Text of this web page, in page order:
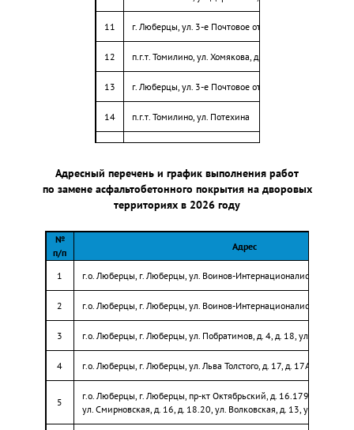
г.о. Люберцы, д. Островцы, ул. Подмосковная д.16
г.о. Люберцы, д. Островцы, от ул. Летчика Волчкова, д. 4
до Баулинского пруда
г.о. Люберцы, д. Островцы, по ул. Подмосковная, 15Т
11 г. Люберцы, ул. 3-е Почтовое отд., д. 54
12 п.г.т. Томилино, ул. Хомякова, д. 1
13 г. Люберцы, ул. 3-е Почтовое отделение, д. 70
14 п.г.т. Томилино, ул. Потехина
15 г. Люберцы, ул. 3-е Почтовое отд., д. 76
16 п.г.т. Томилино, ул. Гаршина, д. 9ак14
г. Люберцы, Октябрьский пр-т, д. 38
г. Люберцы, ул. Юбилейная, д. 1
19 г. Люберцы, ул. Южная, д. 12
20 г. Люберцы, ул. Шоссейная, д. 8
21 п.г.т. Томилино, мкр. Птицефабрика, д. 19
22 п.г.т. Красково, п. КСЗ
23 г. Люберцы, ул. Кирова, д. 63
Адресный перечень и график выполнения работ
по замене асфальтобетонного покрытия на дворовых
территориях в 2026 году
№
п/п
Адрес
1 г.о. Люберцы, г. Люберцы, ул. Воинов-Интернационалистов, д. 6
2 г.о. Люберцы, г. Люберцы, ул. Воинов-Интернационалистов, д. 8
3 г.о. Люберцы, г. Люберцы, ул. Побратимов, д. 4, д. 18, ул.
4 г.о. Люберцы, г. Люберцы, ул. Льва Толстого, д. 17, д. 17А, д. 19
5
г.о. Люберцы, г. Люберцы, пр-кт Октябрьский, д. 16.179, д. 181, д.
ул. Смирновская, д. 16, д. 18.20, ул. Волковская, д. 13, ул.